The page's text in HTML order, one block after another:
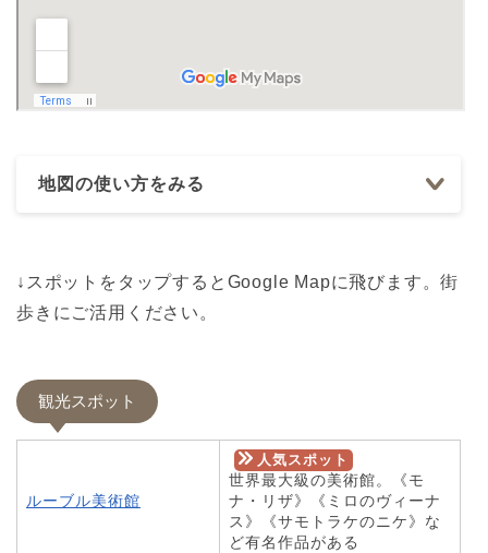
地図の使い方をみる
↓スポットをタップするとGoogle Mapに飛びます。街
歩きにご活用ください。
観光スポット
ルーブル美術館
人気スポット
世界最大級の美術館。《モ
ナ・リザ》《ミロのヴィーナ
ス》《サモトラケのニケ》な
ど有名作品がある